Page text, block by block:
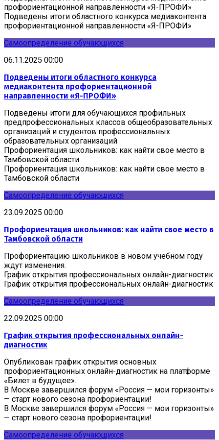
профориентационной направленности «Я-ПРОФИ»
Подведены итоги областного конкурса медиаконтента
профориентационной направленности «Я-ПРОФИ»
Самоопределение обучающихся
06.11.2025 00:00
Подведены итоги областного конкурса
медиаконтента профориентационной
направленности «Я-ПРОФИ»
Подведены итоги для обучающихся профильных
предпрофессиональных классов общеобразовательных
организаций и студентов профессиональных
образовательных организаций
Профориентация школьников: как найти свое место в
Тамбовской области
Профориентация школьников: как найти свое место в
Тамбовской области
Самоопределение обучающихся
23.09.2025 00:00
Профориентация школьников: как найти свое место в
Тамбовской области
Профориентацию школьников в новом учебном году
ждут изменения.
График открытия профессиональных онлайн-диагностик
График открытия профессиональных онлайн-диагностик
Самоопределение обучающихся
22.09.2025 00:00
График открытия профессиональных онлайн-
диагностик
Опубликован график открытия основных
профориентационных онлайн-диагностик на платформе
«Билет в будущее».
В Москве завершился форум «Россия — мои горизонты»
— старт нового сезона профориентации!
В Москве завершился форум «Россия — мои горизонты»
— старт нового сезона профориентации!
Самоопределение обучающихся